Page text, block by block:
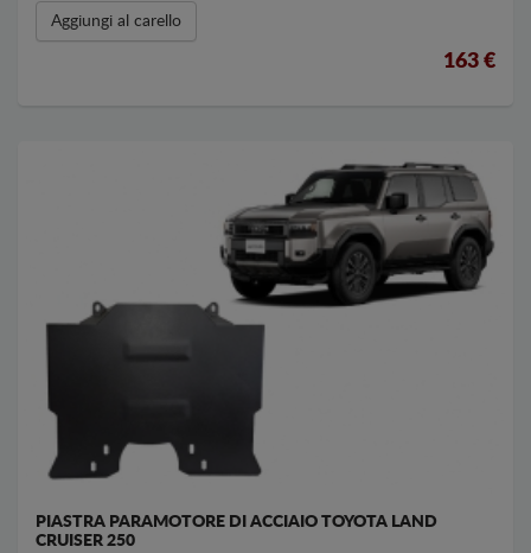
Aggiungi al carello
163 €
PIASTRA PARAMOTORE DI ACCIAIO TOYOTA LAND
CRUISER 250